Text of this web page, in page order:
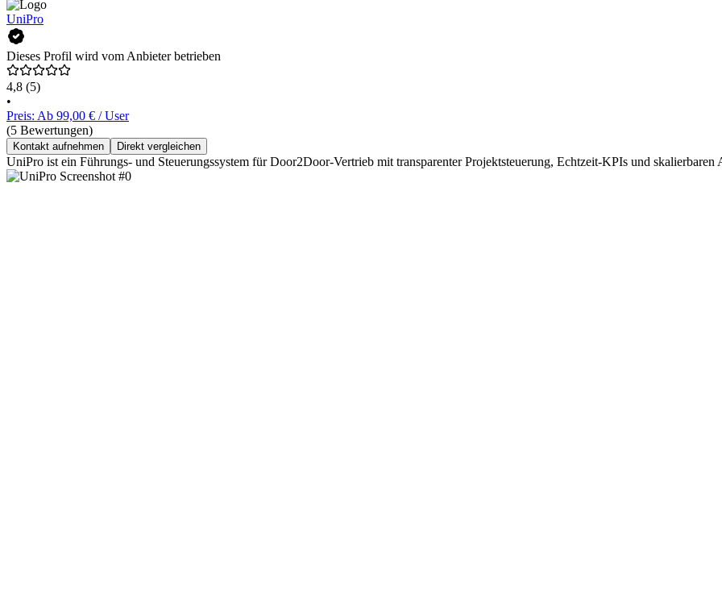
UniPro
Dieses Profil wird vom Anbieter betrieben
4,8 (5)
•
Preis: Ab 99,00 € / User
(5 Bewertungen)
Kontakt aufnehmen Direkt vergleichen
UniPro ist ein Führungs- und Steuerungssystem für Door2Door-Vertrieb mit transparenter Projektsteuerung, Echtzeit-KPIs und skalierbaren